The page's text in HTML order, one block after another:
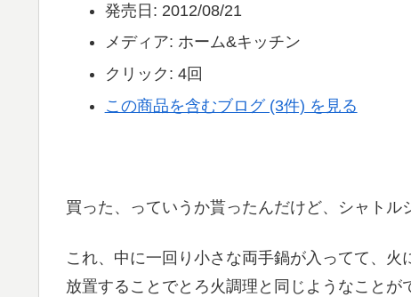
発売日: 2012/08/21
メディア: ホーム&キッチン
クリック : 4回
この商品を含むブログ (3件) を見る
買った、っていうか貰ったんだけど、シャト
これ、中に一回り小さな両手鍋が入ってて、
放置することでとろ火調理と同じようなことが